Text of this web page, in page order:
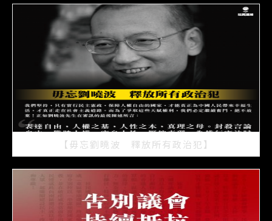
2021/07/15
【毋忘劉曉波 釋放所有政治犯】